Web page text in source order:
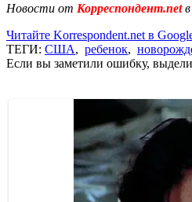
Новости от Корреспондент.net
Читайте Korrespondent.net в
ТЕГИ: США, ребенок,
Если вы заметили ошибку,